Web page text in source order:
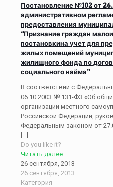
Постановление №102 от
административном
предоставления
“Признание граждан
постановкина учет для
жилых помещений
жилищного фонда по
социального найма”
В соответствии с
06.10.2003 № 131-ФЗ «Об
организации местного
Российской Федерации,
Федеральным законом от
Do you like it?
Читать далее...
26 сентября, 2013
26 сентября, 2013
Категория